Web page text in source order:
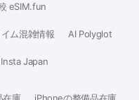
eSIM.fun
ム混雑情報 AI Polyglot
Japan